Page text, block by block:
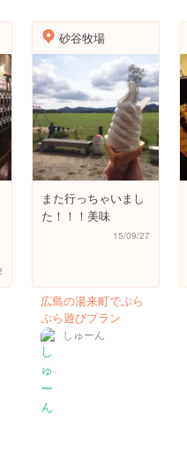
砂谷牧場
また行っちゃいまし
た！！！美味
15/09/27
広島の湯来町でぷら
ぷら遊びプラン
しゅーん